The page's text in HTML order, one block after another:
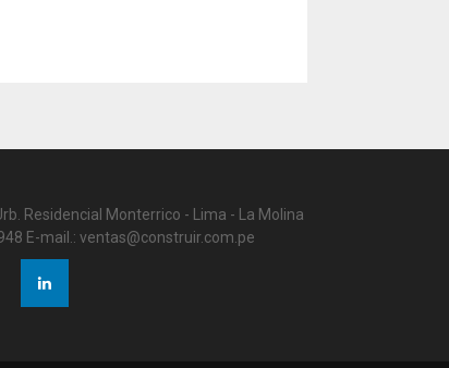
Residencial Monterrico - Lima - La Molina
E-mail.: ventas@construir.com.pe